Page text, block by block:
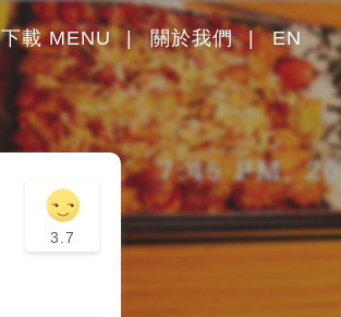
下載 MENU 關於我們 EN
3.7